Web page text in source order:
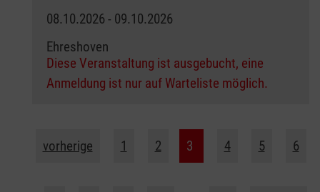
08.10.2026 - 09.10.2026
Ehreshoven
Diese Veranstaltung ist ausgebucht, eine
Anmeldung ist nur auf Warteliste möglich.
vorherige 1 2 3 4 5 6